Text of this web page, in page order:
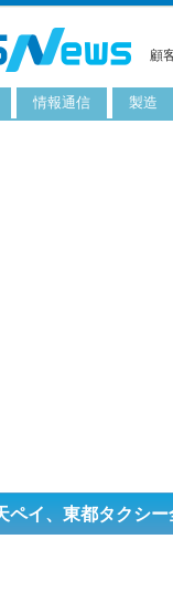
顧
情報通信 製造
ペイ、東都タクシ